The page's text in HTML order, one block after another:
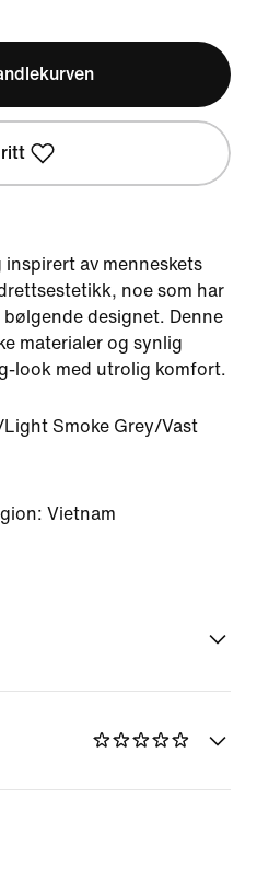
av menneskets
noe som har
designet. Denne
materialer og synlig
look med utrolig komfort.
Smoke Grey/Vast
Vietnam